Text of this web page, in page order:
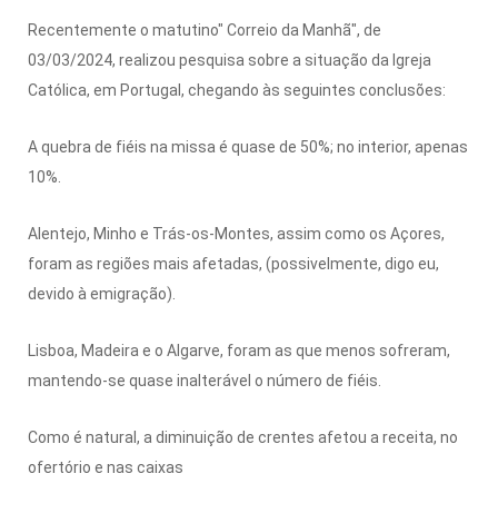
Recentemente o matutino" Correio da Manhã", de
03/03/2024, realizou pesquisa sobre a situação da Igreja
Católica, em Portugal, chegando às seguintes conclusões:
A quebra de fiéis na missa é quase de 50%; no interior, apenas
10%.
Alentejo, Minho e Trás-os-Montes, assim como os Açores,
foram as regiões mais afetadas, (possivelmente, digo eu,
devido à emigração).
Lisboa, Madeira e o Algarve, foram as que menos sofreram,
mantendo-se quase inalterável o número de fiéis.
Como é natural, a diminuição de crentes afetou a receita, no
ofertório e nas caixas